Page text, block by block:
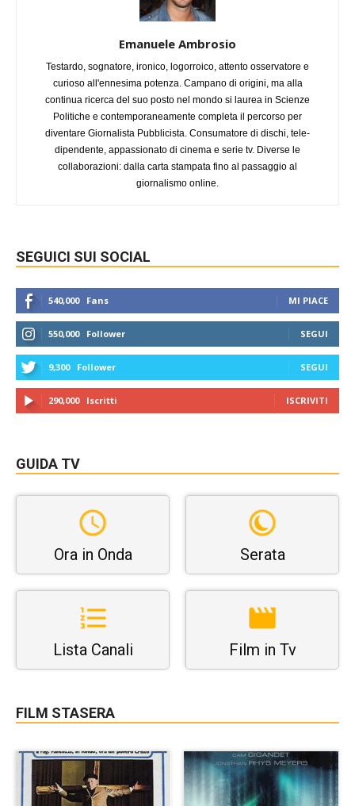
Emanuele Ambrosio
Testardo, sognatore, ironico, logorroico, attento osservatore e
curioso all'ennesima potenza. Campano di origini, ma alla
continua ricerca del suo posto nel mondo si laurea in Scienze
Politiche e contemporaneamente completa il percorso per
diventare Giornalista Pubblicista. Consumatore di dischi, tele-
dipendente, appassionato di cinema e serie tv. Diverse le
collaborazioni: dalla carta stampata fino al passaggio al
giornalismo online.
SEGUICI SUI SOCIAL
540,000 Fans MI PIACE
550,000 Follower SEGUI
9,300 Follower SEGUI
290,000 Iscritti ISCRIVITI
GUIDA TV
Ora in Onda Serata
Lista Canali Film in Tv
FILM STASERA